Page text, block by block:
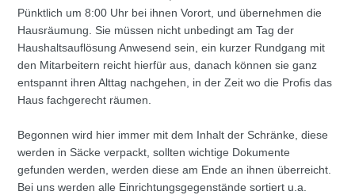
Pünktlich um 8:00 Uhr bei ihnen Vorort, und übernehmen die
Hausräumung. Sie müssen nicht unbedingt am Tag der
Haushaltsauflösung Anwesend sein, ein kurzer Rundgang mit
den Mitarbeitern reicht hierfür aus, danach können sie ganz
entspannt ihren Alttag nachgehen, in der Zeit wo die Profis das
Haus fachgerecht räumen.
Begonnen wird hier immer mit dem Inhalt der Schränke, diese
werden in Säcke verpackt, sollten wichtige Dokumente
gefunden werden, werden diese am Ende an ihnen überreicht.
Bei uns werden alle Einrichtungsgegenstände sortiert u.a.